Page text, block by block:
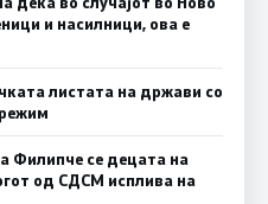
и насилници, ова е
листата на држави со
Филипче се децата на
од СДСМ исплива на